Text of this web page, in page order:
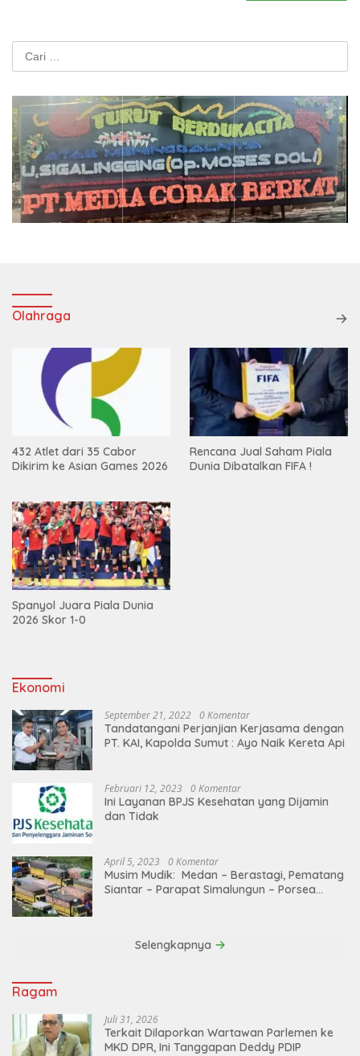
Cari
untuk:
Olahraga
432 Atlet dari 35 Cabor
Dikirim ke Asian Games 2026
Rencana Jual Saham Piala
Dunia Dibatalkan FIFA !
Spanyol Juara Piala Dunia
2026 Skor 1-0
Ekonomi
September 21, 2022 0 Komentar
Tandatangani Perjanjian Kerjasama dengan
PT. KAI, Kapolda Sumut : Ayo Naik Kereta Api
Februari 12, 2023 0 Komentar
Ini Layanan BPJS Kesehatan yang Dijamin
dan Tidak
April 5, 2023 0 Komentar
Musim Mudik: Medan – Berastagi, Pematang
Siantar – Parapat Simalungun – Porsea
Selengkapnya
Ragam
Juli 31, 2026
Terkait Dilaporkan Wartawan Parlemen ke
MKD DPR, Ini Tanggapan Deddy PDIP